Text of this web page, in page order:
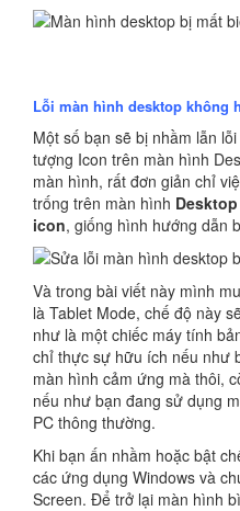
Lỗi màn hình desktop không
Một số bạn sẽ bị nhầm lẫn
tượng Icon trên màn hình
màn hình, rất đơn giản chỉ
trống trên màn hình
icon, giống hình hướng dẫn
Và trong bài viết này mình
là Tablet Mode, chế độ này
như là một chiếc máy tính
chỉ thực sự hữu ích nếu như
màn hình cảm ứng mà thôi,
nếu như bạn đang sử dụng
PC thông thường.
Khi bạn ấn nhầm hoặc bật
các ứng dụng Windows và
Screen. Để trở lại màn hình